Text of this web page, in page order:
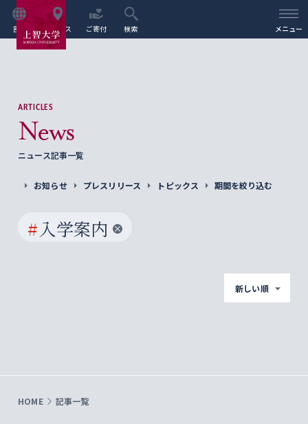
言語 アクセス ご寄付 検索 メニュー
ARTICLES
News
ニュース記事一覧
お知らせ プレスリリース トピックス 期間を絞り込む
#入学案内
新しい順
HOME 記事一覧